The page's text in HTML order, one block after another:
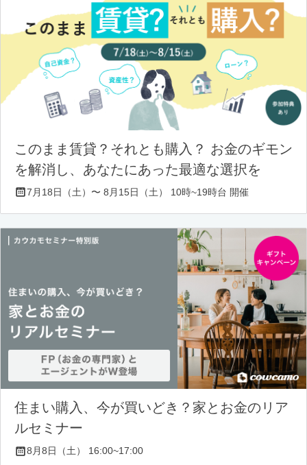
このまま賃貸？それとも購入？ お金のギモン
を解消し、あなたにあった最適な選択を
7月18日（土）〜 8月15日（土） 10時~19時台 開催
住まい購入、今が買いどき？家とお金のリア
ルセミナー
8月8日（土） 16:00~17:00